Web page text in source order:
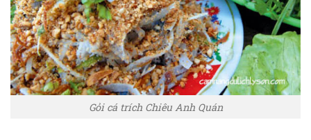
Gỏi cá trích Chiêu Anh Quán